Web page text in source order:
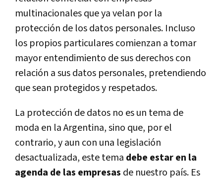
multinacionales que ya velan por la
protección de los datos personales. Incluso
los propios particulares comienzan a tomar
mayor entendimiento de sus derechos con
relación a sus datos personales, pretendiendo
que sean protegidos y respetados.
La protección de datos no es un tema de
moda en la Argentina, sino que, por el
contrario, y aun con una legislación
desactualizada, este tema debe estar en la
agenda de las empresas de nuestro país. Es